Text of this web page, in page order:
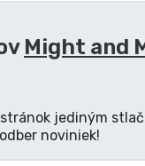
Might and
jediným
noviniek!